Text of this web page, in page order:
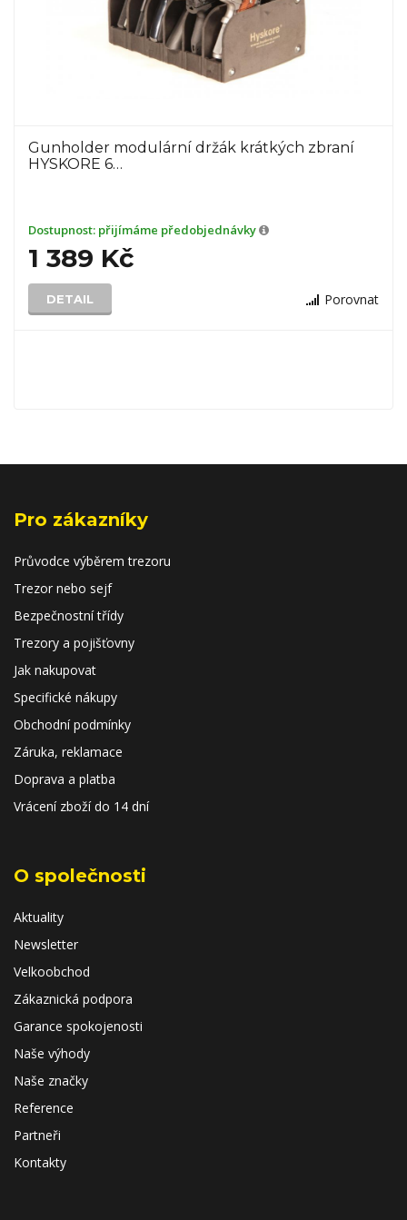
Gunholder modulární držák krátkých zbraní
HYSKORE 6…
Dostupnost: přijímáme předobjednávky
1 389 Kč
DETAIL Porovnat
Pro zákazníky
Průvodce výběrem trezoru
Trezor nebo sejf
Bezpečnostní třídy
Trezory a pojišťovny
Jak nakupovat
Specifické nákupy
Obchodní podmínky
Záruka, reklamace
Doprava a platba
Vrácení zboží do 14 dní
O společnosti
Aktuality
Newsletter
Velkoobchod
Zákaznická podpora
Garance spokojenosti
Naše výhody
Naše značky
Reference
Partneři
Kontakty